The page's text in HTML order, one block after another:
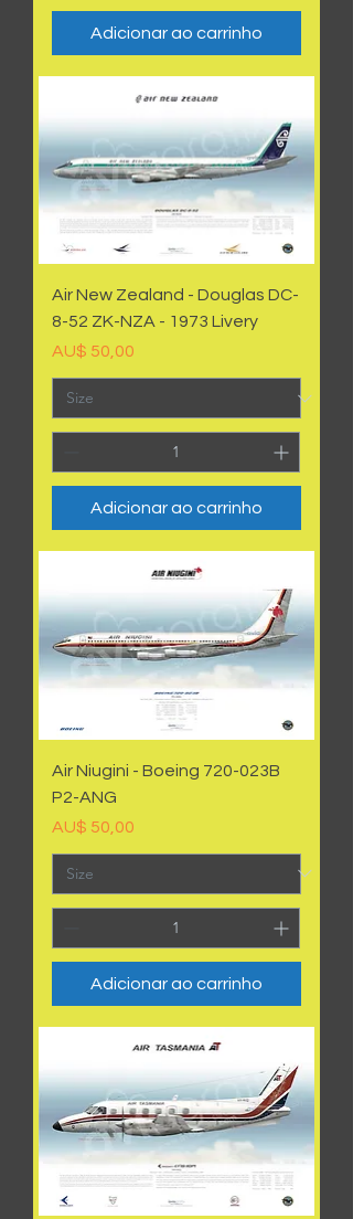
Adicionar ao carrinho
Air New Zealand - Douglas DC-
8-52 ZK-NZA - 1973 Livery
Preço
AU$ 50,00
Adicionar ao carrinho
Air Niugini - Boeing 720-023B
P2-ANG
Preço
AU$ 50,00
Adicionar ao carrinho